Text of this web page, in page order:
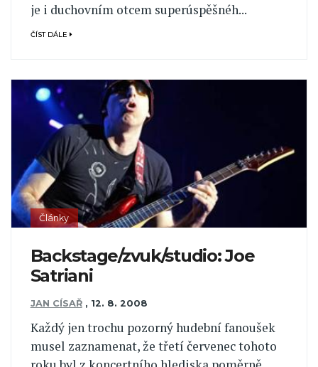
je i duchovním otcem superúspěšnéh...
ČÍST DÁLE
Články
Backstage/zvuk/studio: Joe
Satriani
JAN CÍSAŘ , 12. 8. 2008
Každý jen trochu pozorný hudební fanoušek
musel zaznamenat, že třetí červenec tohoto